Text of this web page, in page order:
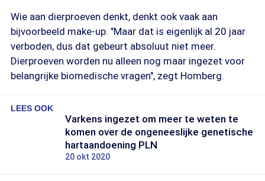
Wie aan dierproeven denkt, denkt ook vaak aan
bijvoorbeeld make-up. "Maar dat is eigenlijk al 20 jaar
verboden, dus dat gebeurt absoluut niet meer.
Dierproeven worden nu alleen nog maar ingezet voor
belangrijke biomedische vragen", zegt Homberg.
LEES OOK
Varkens ingezet om meer te weten te
komen over de ongeneeslijke genetische
hartaandoening PLN
20 okt 2020